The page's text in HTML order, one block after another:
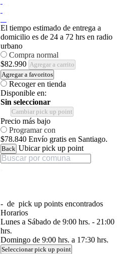
El tiempo estimado de entrega a
domicilio es de 24 a 72 hrs en radio
urbano
Compra normal
$82.990 Agregar a carrito
Agregar a favoritos
Recoger en tienda
Disponible en:
Sin seleccionar
Cambiar pick up point
Precio más bajo
Programar con
$78.840 Envío gratis en Santiago.
Back Ubicar pick up point
- de pick up points encontrados
Horarios
Lunes a Sábado de 9:00 hrs. - 21:00
hrs.
Domingo de 9:00 hrs. a 17:30 hrs.
Seleccionar pick up point